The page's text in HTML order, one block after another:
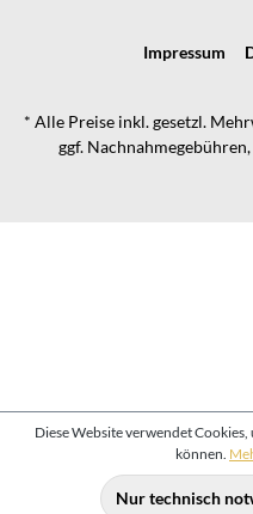
Impressum
* Alle Preise inkl. gesetzl.
ggf.
Diese Website verwendet
können.
Nur technisch